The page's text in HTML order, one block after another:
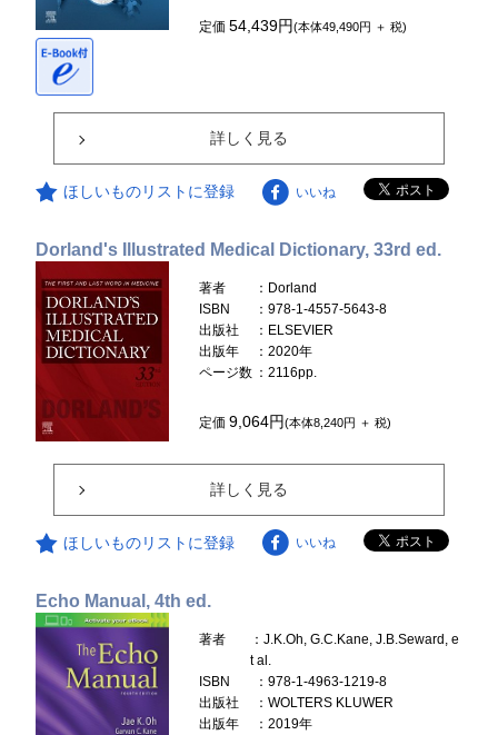
定価54,439円(本体49,490円 ＋ 税)
詳しく見る
ほしいものリストに登録 いいね
Dorland's Illustrated Medical Dictionary, 33rd ed.
著者
：Dorland
ISBN
：978-1-4557-5643-8
出版社
：ELSEVIER
出版年
：2020年
ページ数 ：2116pp.
定価9,064円(本体8,240円 ＋ 税)
詳しく見る
ほしいものリストに登録 いいね
Echo Manual, 4th ed.
著者
：J.K.Oh, G.C.Kane, J.B.Seward, e
t al.
ISBN
：978-1-4963-1219-8
出版社
：WOLTERS KLUWER
出版年
：2019年